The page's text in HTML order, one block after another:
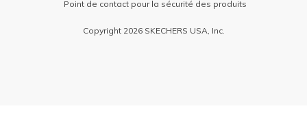
Point de contact pour la sécurité des produits
Copyright 2026 SKECHERS USA, Inc.